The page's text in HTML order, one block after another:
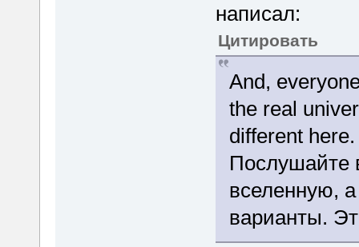
написал:
Цитировать
And,
the real
different here.
Послушайте
вселенную,
варианты.